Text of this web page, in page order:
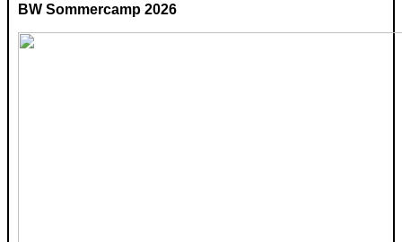
BW Sommercamp 2026